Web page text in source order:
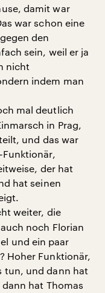
damit war
war schon eine
den
sein, weil er ja
nicht
indem man
mal deutlich
in Prag,
und das war
Funktionär,
der hat
hat seinen
weiter, die
noch Florian
und ein paar
Hoher Funktionär,
tun, und dann hat
hat Thomas